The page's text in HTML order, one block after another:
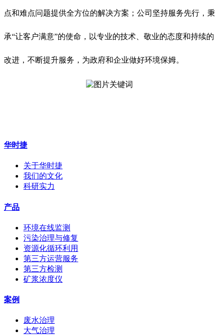
点和难点问题提供全方位的解决方案；公司坚持服务先行，秉
承“让客户满意”的使命，以专业的技术、敬业的态度和持续的
改进，不断提升服务，为政府和企业做好环境保姆。
华时捷
关于华时捷
我们的文化
科研实力
产品
环境在线监测
污染治理与修复
资源化循环利用
第三方运营服务
第三方检测
矿浆浓度仪
案例
废水治理
大气治理